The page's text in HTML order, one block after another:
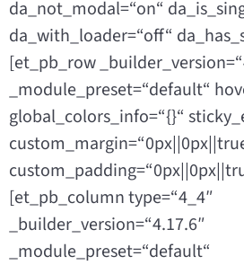
da_not_modal=“on“
da_with_loader=“off“
[et_pb_row
_module_preset=“default“
global_colors_info=“{}“
[et_pb_column type=“4_4″
_builder_version=“4.17.6″
_module_preset=“default“